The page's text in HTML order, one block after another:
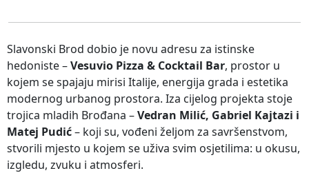
Slavonski Brod dobio je novu adresu za istinske
hedoniste –Vesuvio Pizza & Cocktail Bar, prostor u
kojem se spajaju mirisi Italije, energija grada i estetika
modernog urbanog prostora. Iza cijelog projekta stoje
trojica mladih Brođana –Vedran Milić, Gabriel Kajtazi i
Matej Pudić– koji su, vođeni željom za savršenstvom,
stvorili mjesto u kojem se uživa svim osjetilima: u okusu,
izgledu, zvuku i atmosferi.